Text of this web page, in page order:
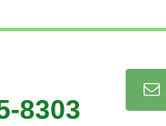
8303